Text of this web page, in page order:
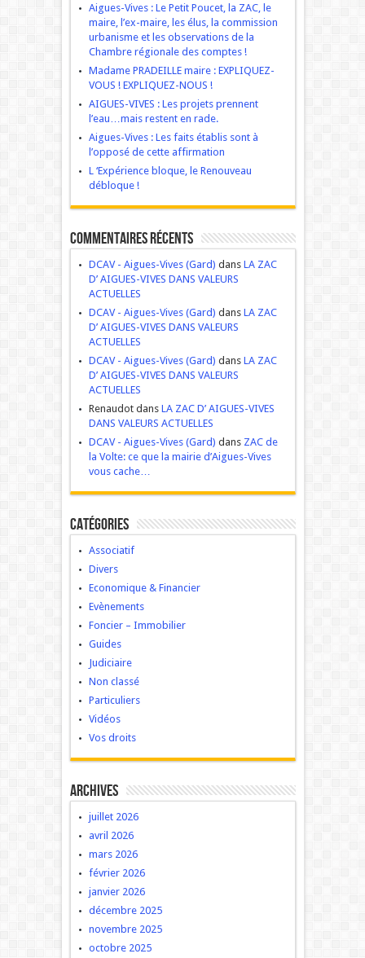
Aigues-Vives : Le Petit Poucet, la ZAC, le
maire, l’ex-maire, les élus, la commission
urbanisme et les observations de la
Chambre régionale des comptes !
Madame PRADEILLE maire : EXPLIQUEZ-
VOUS ! EXPLIQUEZ-NOUS !
AIGUES-VIVES : Les projets prennent
l’eau…mais restent en rade.
Aigues-Vives : Les faits établis sont à
l’opposé de cette affirmation
L ‘Expérience bloque, le Renouveau
débloque !
Commentaires récents
DCAV - Aigues-Vives (Gard) dans LA ZAC
D’ AIGUES-VIVES DANS VALEURS
ACTUELLES
DCAV - Aigues-Vives (Gard) dans LA ZAC
D’ AIGUES-VIVES DANS VALEURS
ACTUELLES
DCAV - Aigues-Vives (Gard) dans LA ZAC
D’ AIGUES-VIVES DANS VALEURS
ACTUELLES
Renaudot dans LA ZAC D’ AIGUES-VIVES
DANS VALEURS ACTUELLES
DCAV - Aigues-Vives (Gard) dans ZAC de
la Volte: ce que la mairie d’Aigues-Vives
vous cache…
Catégories
Associatif
Divers
Economique & Financier
Evènements
Foncier – Immobilier
Guides
Judiciaire
Non classé
Particuliers
Vidéos
Vos droits
Archives
juillet 2026
avril 2026
mars 2026
février 2026
janvier 2026
décembre 2025
novembre 2025
octobre 2025